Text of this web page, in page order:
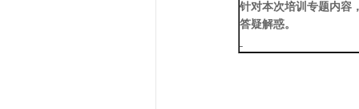
针对本次培训专题内容
答疑解惑。